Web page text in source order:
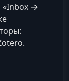
«Inbox →